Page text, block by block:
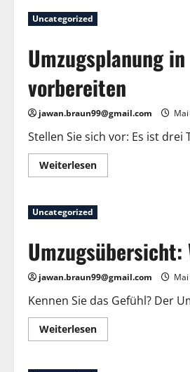
ohne
Tipps
Mannheim
Uncategorized
Umzugsplanung
vorbereiten
jawan.braun99@gmail.com
Stellen Sie sich vor: Es ist
WeiterlesenMehr
Informationen
in
Wie
die
Informationen
richtig
vorbereiten
Uncategorized
jawan.braun99@gmail.com
Kennen Sie das Gefühl? Der
WeiterlesenMehr
Informationen
Worauf